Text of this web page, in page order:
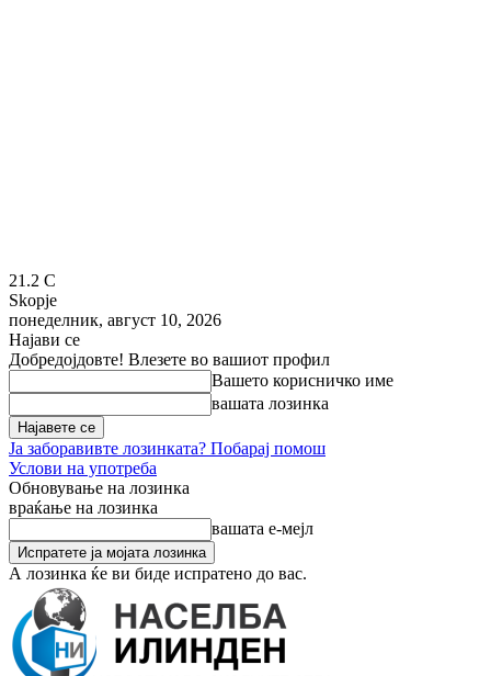
21.2 C
Skopje
понеделник, август 10, 2026
Најави се
Добредојдовте! Влезете во вашиот профил
Вашето корисничко име
вашата лозинка
Ја заборавивте лозинката? Побарај помош
Услови на употреба
Обновување на лозинка
враќање на лозинка
вашата е-мејл
А лозинка ќе ви биде испратено до вас.